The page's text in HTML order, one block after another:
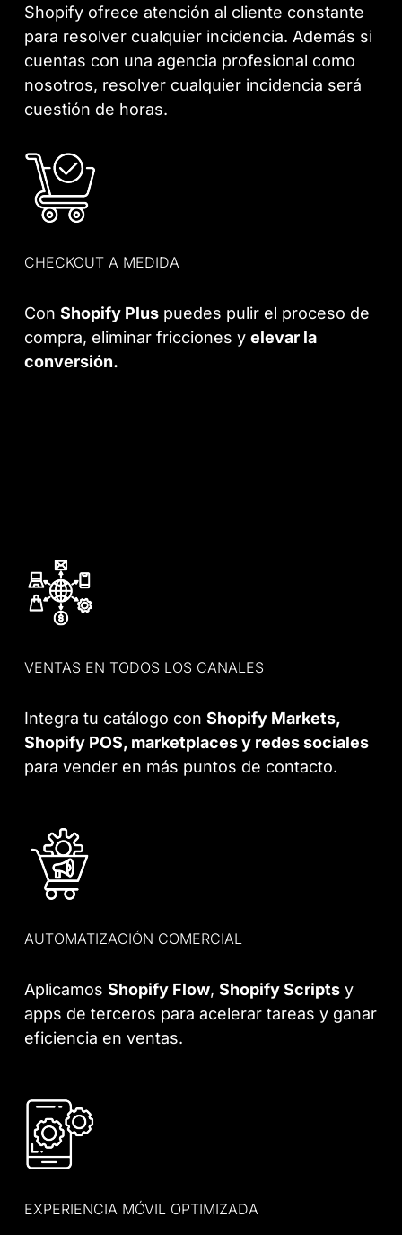
Shopify ofrece atención al cliente constante
para resolver cualquier incidencia. Además si
cuentas con una agencia profesional como
nosotros, resolver cualquier incidencia será
cuestión de horas.
CHECKOUT A MEDIDA
ConShopify Plus puedes pulir el proceso de
compra, eliminar fricciones yelevar la
conversión.
VENTAS EN TODOS LOS CANALES
Integra tu catálogo conShopify Markets,
Shopify POS, marketplaces y redes sociales
para vender en más puntos de contacto.
AUTOMATIZACIÓN COMERCIAL
AplicamosShopify Flow,Shopify Scripts y
apps de terceros para acelerar tareas y ganar
eficiencia en ventas.
EXPERIENCIA MÓVIL OPTIMIZADA